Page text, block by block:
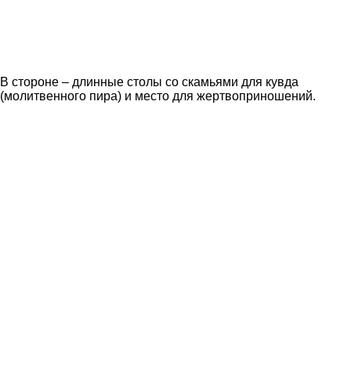
В стороне – длинные столы со скамьями для кувда
(молитвенного пира) и место для жертвоприношений.